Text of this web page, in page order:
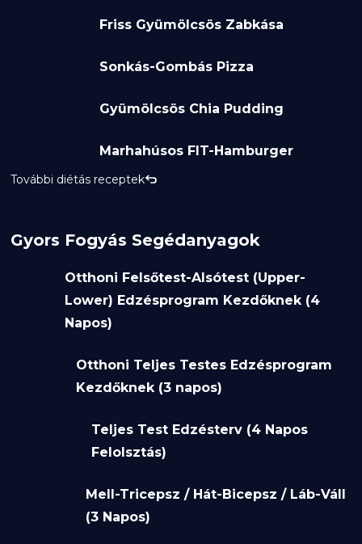
Friss Gyümölcsös Zabkása
Sonkás-Gombás Pizza
Gyümölcsös Chia Pudding
Marhahúsos FIT-Hamburger
További diétás receptek
Gyors Fogyás Segédanyagok
Otthoni Felsőtest-Alsótest (Upper-
Lower) Edzésprogram Kezdőknek (4
Napos)
Otthoni Teljes Testes Edzésprogram
Kezdőknek (3 napos)
Teljes Test Edzésterv (4 Napos
Felolsztás)
Mell-Tricepsz / Hát-Bicepsz / Láb-Váll
(3 Napos)